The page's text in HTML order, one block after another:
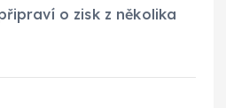
o zisk z několika